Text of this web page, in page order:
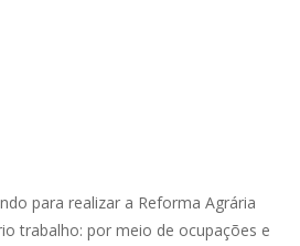
para realizar a Reforma Agrária
trabalho: por meio de ocupações e